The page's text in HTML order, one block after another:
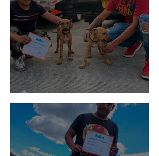
Pedro Infante